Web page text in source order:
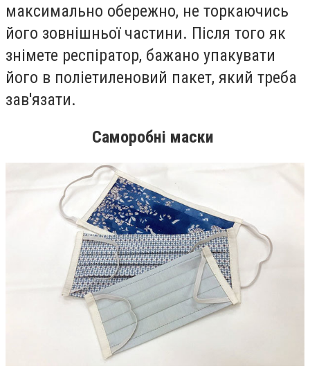
максимально обережно, не торкаючись
його зовнішньої частини. Після того як
знімете респіратор, бажано упакувати
його в поліетиленовий пакет, який треба
зав'язати.
Саморобні маски